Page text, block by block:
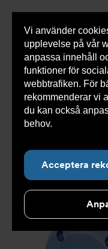
Vi använder
upplevelse på vår
anpassa innehåll
funktioner för
webbtrafiken. För
rekommenderar vi
du kan också
behov.
Acceptera
Du
här:
Armatec > Produkter
Smutsfilter
>
4028B
> Smutsfilter